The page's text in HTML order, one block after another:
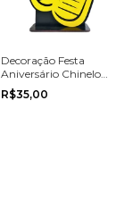
Decoração Festa
Aniversário Chinelo
Praia Tropical Enfeite
R$35,00